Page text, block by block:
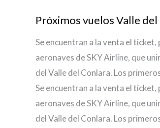
Próximos vuelos Valle
Se encuentran a la venta el
aeronaves de SKY Airline, que
del Valle del Conlara. Los
Se encuentran a la venta el
aeronaves de SKY Airline, que
del Valle del Conlara. Los